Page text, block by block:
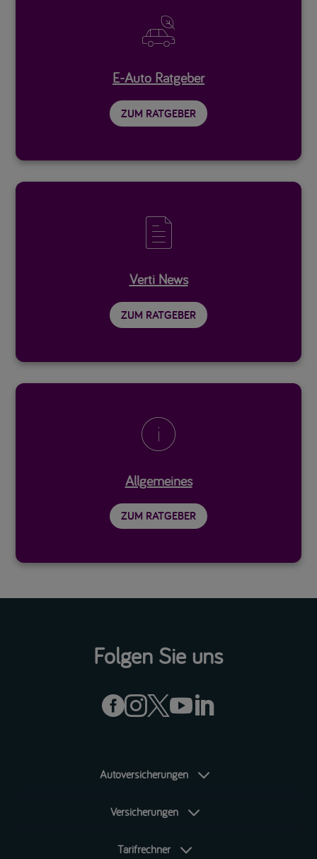

E-Auto Ratgeber
ZUM RATGEBER

Verti News
ZUM RATGEBER

Allgemeines
ZUM RATGEBER
Folgen Sie uns

Autoversicherungen
Versicherungen
Tarifrechner